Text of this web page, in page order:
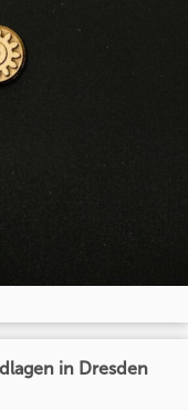
in Dresden